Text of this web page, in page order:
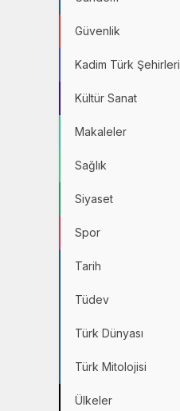
Güvenlik
Kadim Türk Şehirleri
Kültür Sanat
Makaleler
Sağlık
Siyaset
Spor
Tarih
Tüdev
Türk Dünyası
Türk Mitolojisi
Ülkeler